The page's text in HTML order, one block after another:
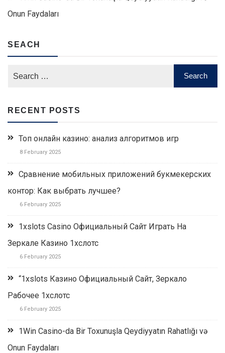
Onun Faydaları
SEACH
RECENT POSTS
Топ онлайн казино: анализ алгоритмов игр
8 February 2025
Сравнение мобильных приложений букмекерских
контор: Как выбрать лучшее?
6 February 2025
1xslots Casino Официальный Сайт Играть На
Зеркале Казино 1хслотс
6 February 2025
“1xslots Казино Официальный Сайт, Зеркало
Рабочее 1хслотс
6 February 2025
1Win Casino-da Bir Toxunuşla Qeydiyyatın Rahatlığı və
Onun Faydaları